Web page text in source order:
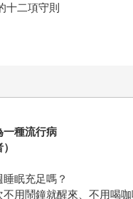
十二項守則
一種流行病
眠充足嗎？
用鬧鐘就醒來、不用喝咖